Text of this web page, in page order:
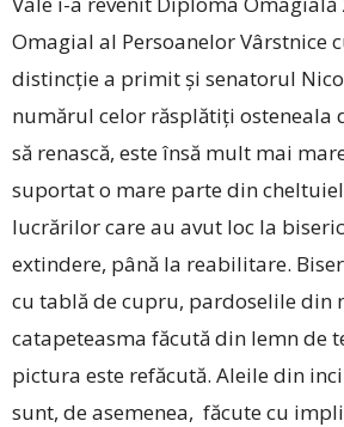
Omagial al Persoanelor Vârstnice
distincție a primit și senatorul
numărul celor răsplătiți osteneala
să renască, este însă mult mai
suportat o mare parte din
lucrărilor care au avut loc la
extindere, până la reabilitare.
cu tablă de cupru, pardoselile din
catapeteasma făcută din lemn de
pictura este refăcută. Aleile din
sunt, de asemenea, făcute cu